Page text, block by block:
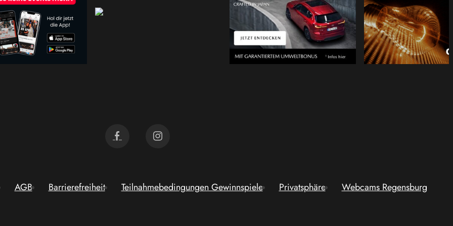
AGB Barrierefreiheit Teilnahmebedingungen Gewinnspiele Privatsphäre Webcams Regensburg